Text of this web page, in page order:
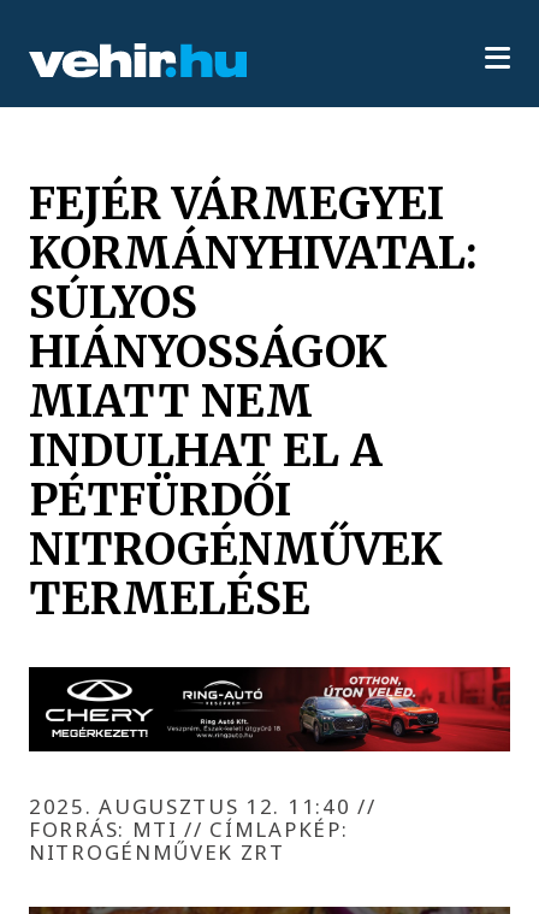
FEJÉR VÁRMEGYEI
KORMÁNYHIVATAL:
SÚLYOS
HIÁNYOSSÁGOK
MIATT NEM
INDULHAT EL A
PÉTFÜRDŐI
NITROGÉNMŰVEK
TERMELÉSE
2025. AUGUSZTUS 12. 11:40//
FORRÁS: MTI // CÍMLAPKÉP:
NITROGÉNMŰVEK ZRT